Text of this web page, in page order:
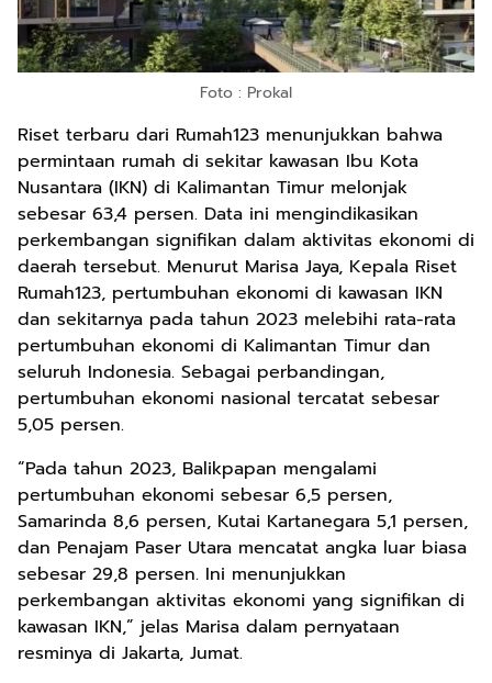
Foto : Prokal
Riset terbaru dari Rumah123 menunjukkan bahwa
permintaan rumah di sekitar kawasan Ibu Kota
Nusantara (IKN) di Kalimantan Timur melonjak
sebesar 63,4 persen. Data ini mengindikasikan
perkembangan signifikan dalam aktivitas ekonomi di
daerah tersebut. Menurut Marisa Jaya, Kepala Riset
Rumah123, pertumbuhan ekonomi di kawasan IKN
dan sekitarnya pada tahun 2023 melebihi rata-rata
pertumbuhan ekonomi di Kalimantan Timur dan
seluruh Indonesia. Sebagai perbandingan,
pertumbuhan ekonomi nasional tercatat sebesar
5,05 persen.
“Pada tahun 2023, Balikpapan mengalami
pertumbuhan ekonomi sebesar 6,5 persen,
Samarinda 8,6 persen, Kutai Kartanegara 5,1 persen,
dan Penajam Paser Utara mencatat angka luar biasa
sebesar 29,8 persen. Ini menunjukkan
perkembangan aktivitas ekonomi yang signifikan di
kawasan IKN,” jelas Marisa dalam pernyataan
resminya di Jakarta, Jumat.